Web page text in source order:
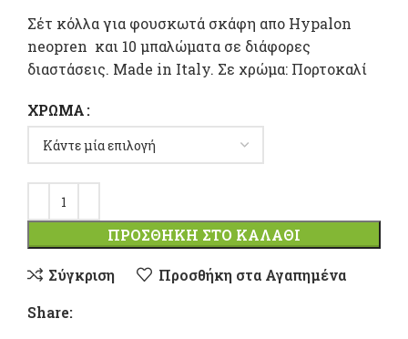
Σέτ κόλλα για φουσκωτά σκάφη απο Hypalon
neopren και 10 μπαλώματα σε διάφορες
διαστάσεις. Made in Italy. Σε χρώμα: Πορτοκαλί
ΧΡΏΜΑ
ΠΡΟΣΘΉΚΗ ΣΤΟ ΚΑΛΆΘΙ
Σύγκριση
Προσθήκη στα Αγαπημένα
Share: